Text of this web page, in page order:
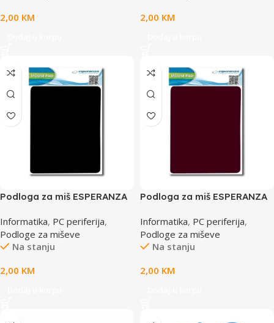
2,00 KM
2,00 KM
Podloga za miš ESPERANZA
Informatika, PC periferija,
Podloge za miševe
Na stanju
2,00 KM
Podloga za miš ESPERANZA
Informatika, PC periferija,
Podloge za miševe
Na stanju
2,00 KM